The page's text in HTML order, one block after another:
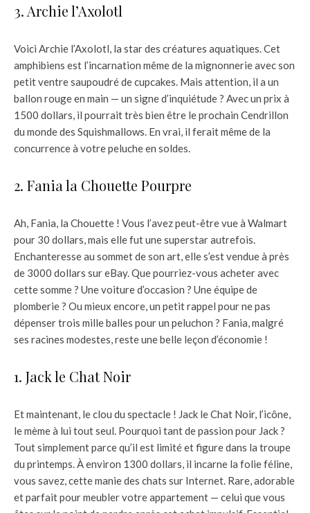
3. Archie l’Axolotl
Voici Archie l’Axolotl, la star des créatures aquatiques. Cet
amphibiens est l’incarnation même de la mignonnerie avec son
petit ventre saupoudré de cupcakes. Mais attention, il a un
ballon rouge en main — un signe d’inquiétude ? Avec un prix à
1500 dollars, il pourrait très bien être le prochain Cendrillon
du monde des Squishmallows. En vrai, il ferait même de la
concurrence à votre peluche en soldes.
2. Fania la Chouette Pourpre
Ah, Fania, la Chouette ! Vous l’avez peut-être vue à Walmart
pour 30 dollars, mais elle fut une superstar autrefois.
Enchanteresse au sommet de son art, elle s’est vendue à près
de 3000 dollars sur eBay. Que pourriez-vous acheter avec
cette somme ? Une voiture d’occasion ? Une équipe de
plomberie ? Ou mieux encore, un petit rappel pour ne pas
dépenser trois mille balles pour un peluchon ? Fania, malgré
ses racines modestes, reste une belle leçon d’économie !
1. Jack le Chat Noir
Et maintenant, le clou du spectacle ! Jack le Chat Noir, l’icône,
le mème à lui tout seul. Pourquoi tant de passion pour Jack ?
Tout simplement parce qu’il est limité et figure dans la troupe
du printemps. À environ 1300 dollars, il incarne la folie féline,
vous savez, cette manie des chats sur Internet. Rare, adorable
et parfait pour meubler votre appartement — celui que vous